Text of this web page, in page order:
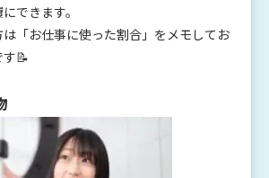
できます。
「お仕事に使った割合」をメモしてお
す📝